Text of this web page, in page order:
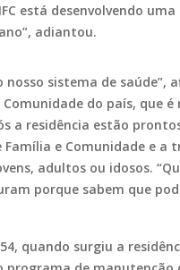
está desenvolvendo
adiantou.
sistema de saúde”,
do país, que é
a residência estão
Família e Comunidade e a
adultos ou idosos.
porque sabem que
quando surgiu a